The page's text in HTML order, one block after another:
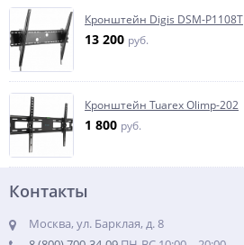
Кронштейн Digis DSM-P1108T
13 200 руб.
Кронштейн Tuarex Olimp-202
1 800 руб.
Контакты
Москва, ул. Барклая, д. 8